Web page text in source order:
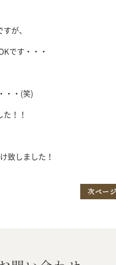
が、
です・・・
・・(笑)
！！
致しました！